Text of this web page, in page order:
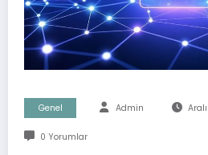
Genel Admin
0 Yorumlar